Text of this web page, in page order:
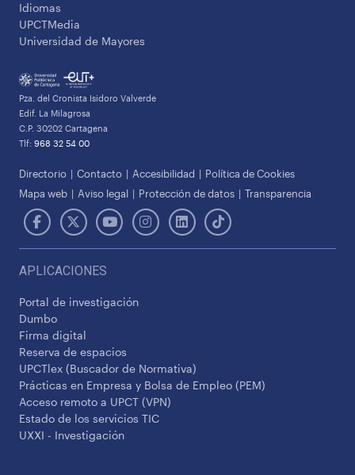
Idiomas
UPCTMedia
Universidad de Mayores
Pza. del Cronista Isidoro Valverde
Edif. La Milagrosa
C.P. 30202 Cartagena
Tlf: 968 32 54 00
Directorio Contacto Accesibilidad
Política de Cookies
Mapa web
Aviso legal Protección de datos Transparencia
APLICACIONES
Portal de investigación
Dumbo
Firma digital
Reserva de espacios
UPCTlex (Buscador de Normativa)
Prácticas en Empresa y Bolsa de Empleo (PEM)
Acceso remoto a UPCT (VPN)
Estado de los servicios TIC
UXXI - Investigación